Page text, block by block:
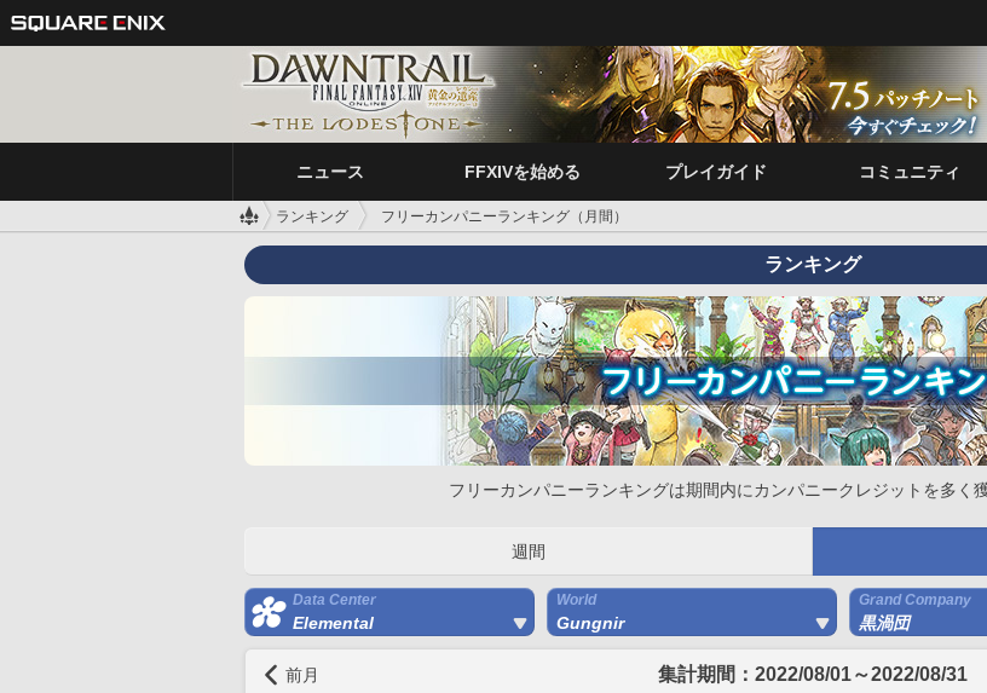
ニュース FFXIVを始める プレイガイド コミュニティ
ランキング フリーカンパニーランキング（月間）
ランキング
フリーカンパニーランキングは期間内にカンパニークレジットを多く
週間
Data Center
Elemental
World
Gungnir
Grand Company
黒渦団
前月 集計期間：2022/08/01～2022/08/31